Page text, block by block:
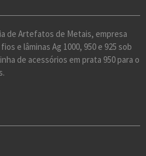
de Artefatos de Metais, empresa
e lâminas Ag 1000, 950 e 925 sob
de acessórios em prata 950 para o